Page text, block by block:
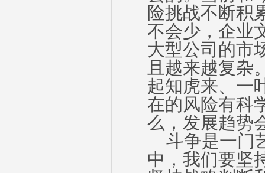
险挑战不断积
不会少，企业
大型公司的市
且越来越复杂
起知虎来、一
在的风险有科
么，发展趋势
斗争是一门
中，我们要坚